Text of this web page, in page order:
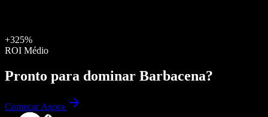
+325%
ROI Médio
Pronto para dominar Barbacena?
Começar Agora